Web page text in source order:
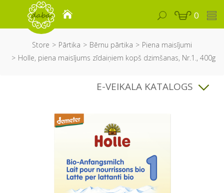
0
Store Pārtika Bērnu pārtika
Piena maisījumi
Holle, piena maisījums zīdaiņiem kopš dzimšanas, Nr.1., 400g
E-VEIKALA KATALOGS